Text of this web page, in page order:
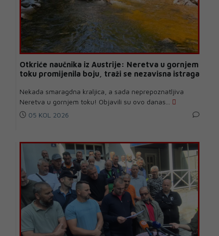
Otkriće naučnika iz Austrije: Neretva u gornjem
toku promijenila boju, traži se nezavisna istraga
Nekada smaragdna kraljica, a sada neprepoznatljiva
Neretva u gornjem toku! Objavili su ovo danas...
05 KOL 2026